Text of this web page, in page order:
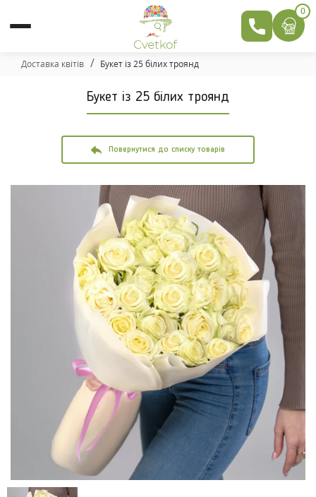
0
Доставка квітів Букет із 25 білих троянд
Повернутися до списку товарів
Букет із 25 білих троянд